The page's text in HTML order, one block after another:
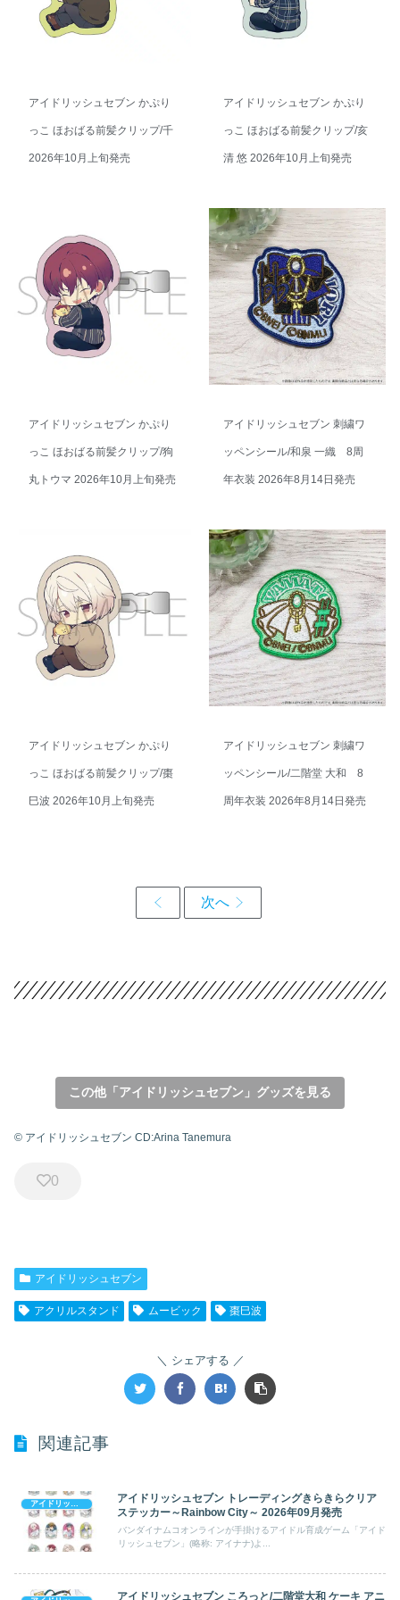
アイドリッシュセブン かぷり
っこ ほおばる前髪クリップ/千
2026年10月上旬発売
アイドリッシュセブン かぷり
っこ ほおばる前髪クリップ/亥
清 悠 2026年10月上旬発売
アイドリッシュセブン かぷり
っこ ほおばる前髪クリップ/狗
丸トウマ 2026年10月上旬発売
アイドリッシュセブン 刺繍ワ
ッペンシール/和泉 一織 8周
年衣装 2026年8月14日発売
アイドリッシュセブン かぷり
っこ ほおばる前髪クリップ/棗
巳波 2026年10月上旬発売
アイドリッシュセブン 刺繍ワ
ッペンシール/二階堂 大和 8
周年衣装 2026年8月14日発売
この他「アイドリッシュセブン」グッズを見る
© アイドリッシュセブン CD:Arina Tanemura
0
アイドリッシュセブン
アクリルスタンド ムービック 棗巳波
シェアする
関連記事
アイドリッシュセブン トレーディングきらきらクリア
ステッカー～Rainbow City～ 2026年09月発売
バンダイナムコオンラインが手掛けるアイドル育成ゲーム「アイド
リッシュセブン」(略称: アイナナ)よ...
アイドリッシュセブン ころっと/二階堂大和 ケーキ アニ